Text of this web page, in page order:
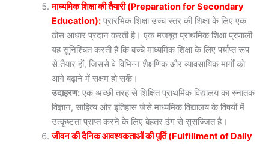
माध्यमिक शिक्षा की तैयारी (Preparation for Secondary
Education): प्रारंभिक शिक्षा उच्च स्तर की शिक्षा के लिए एक
ठोस आधार प्रदान करती है। एक मजबूत प्राथमिक शिक्षा प्रणाली
यह सुनिश्चित करती है कि बच्चे माध्यमिक शिक्षा के लिए पर्याप्त रूप
से तैयार हों, जिससे वे विभिन्न शैक्षणिक और व्यावसायिक मार्गों को
आगे बढ़ाने में सक्षम हो सकें।
उदाहरण: एक अच्छी तरह से शिक्षित प्राथमिक विद्यालय का स्नातक
विज्ञान, साहित्य और इतिहास जैसे माध्यमिक विद्यालय के विषयों में
उत्कृष्टता प्राप्त करने के लिए बेहतर ढंग से सुसज्जित है।
जीवन की दैनिक आवश्यकताओं की पूर्ति (Fulfillment of Daily